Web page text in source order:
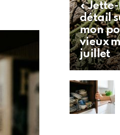
«
détail
mon
vieux
juillet